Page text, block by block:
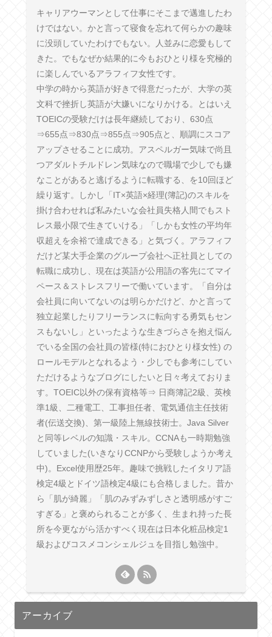
キャリアウーマンとして仕事にそこまで邁進したわ
けではない。かと言って寝食を忘れて何らかの趣味
に没頭していたわけでもない。人並みに恋愛もして
きた。でもなぜか結果的に今もおひとり様を究極的
に楽しんでいるアラフィフ女性です。
中学の時から英語が好きで得意だったが、大学の英
文科で挫折し英語が大嫌いになりかける。とはいえ
TOEICの受験だけは長年継続しており、630点
⇒655点⇒830点⇒855点⇒905点と、順調にスコア
アップさせることに成功。アスペルガー気味で尚且
つアダルトチルドレン気味なので職場で少しでも嫌
なことがあると逃げるように転職する、を10回ほど
繰り返す。しかし「IT×英語×経理(簿記)のスキルを
掛け合わせれば私みたいな会社員失格人間でもスト
レス最小限で生きていける」「しかも女性の平均年
収超えを余裕で達成できる」と気づく。アラフィフ
だけど某大手企業のグループ会社へ正社員としての
転職に成功し、現在は英語が公用語の客先にてマイ
ペース＆ストレスフリーで働いています。「自分は
会社員に向いてないのは明らかだけど、かと言って
独立起業したりフリーランスに転向する勇気もセン
スもないし」といったような生きづらさを抱え悩ん
でいる全国の会社員の皆様(特におひとり様女性) の
ロールモデルとなれるよう・少しでも参考にしてい
ただけるようなブログにしたいと日々考えておりま
す。TOEIC以外の保有資格等⇒ 日商簿記2級、英検
準1級、二種電工、工事担任者、電気通信主任技術
者(伝送交換)、第一級陸上無線技術士。Java Silver
と同等レベルの知識・スキル。CCNAも一時期勉強
していました(いきなりCCNPから受験しようか考え
中)。Excel使用歴25年。趣味で挑戦したイタリア語
検定4級とドイツ語検定4級にも合格しました。昔か
ら「肌が綺麗」「肌のみずみずしさと透明感がすご
すぎる」と褒められることが多く、生まれ持った長
所を今更ながら活かすべく現在は日本化粧品検定1
級およびコスメコンシェルジュを目指し勉強中。
アーカイブ